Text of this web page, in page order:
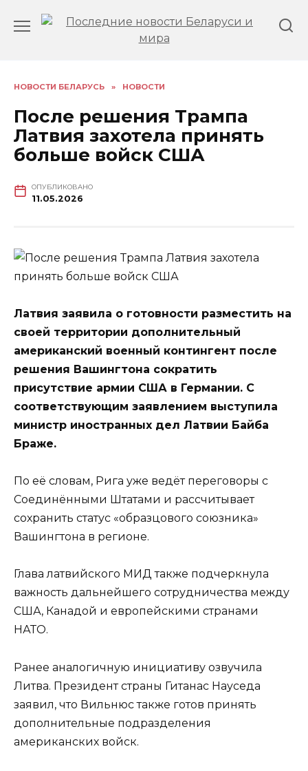
НОВОСТИ БЕЛАРУСЬ » НОВОСТИ
После решения Трампа
Латвия захотела принять
больше войск США
ОПУБЛИКОВАНО
11.05.2026
Латвия заявила о готовности разместить на
своей территории дополнительный
американский военный контингент после
решения Вашингтона сократить
присутствие армии США в Германии. С
соответствующим заявлением выступила
министр иностранных дел Латвии Байба
Браже.
По её словам, Рига уже ведёт переговоры с
Соединёнными Штатами и рассчитывает
сохранить статус «образцового союзника»
Вашингтона в регионе.
Глава латвийского МИД также подчеркнула
важность дальнейшего сотрудничества между
США, Канадой и европейскими странами
НАТО.
Ранее аналогичную инициативу озвучила
Литва. Президент страны Гитанас Науседа
заявил, что Вильнюс также готов принять
дополнительные подразделения
американских войск.